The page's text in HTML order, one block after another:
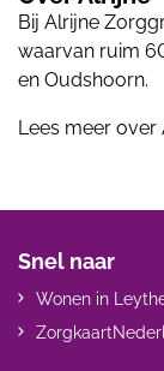
Bij Alrijne
waarvan ruim
en Oudshoorn.
Lees meer over
Snel naar
Wonen in